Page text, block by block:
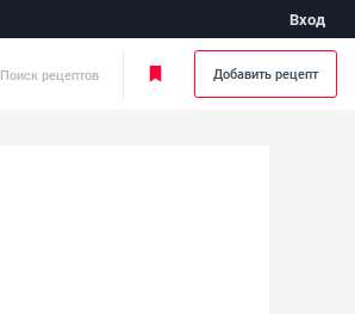
Вход
Поиск рецептов Добавить рецепт